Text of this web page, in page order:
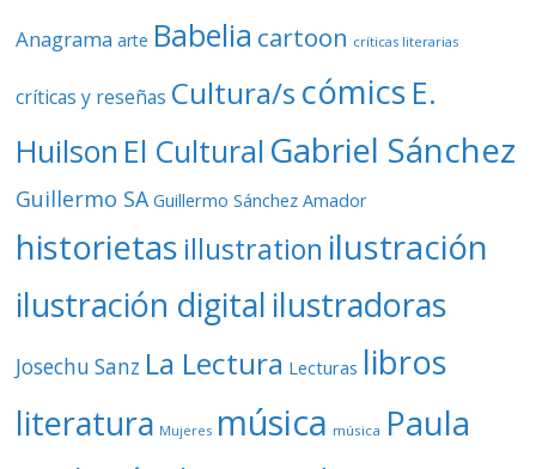
Anagrama arte Babelia cartoon críticas literarias
críticas y reseñas Cultura/s cómics E.
Huilson El Cultural Gabriel Sánchez
Guillermo SA Guillermo Sánchez Amador
historietas illustration ilustración
ilustración digital ilustradoras
Josechu Sanz La Lectura Lecturas libros
literatura Mujeres música música Paula